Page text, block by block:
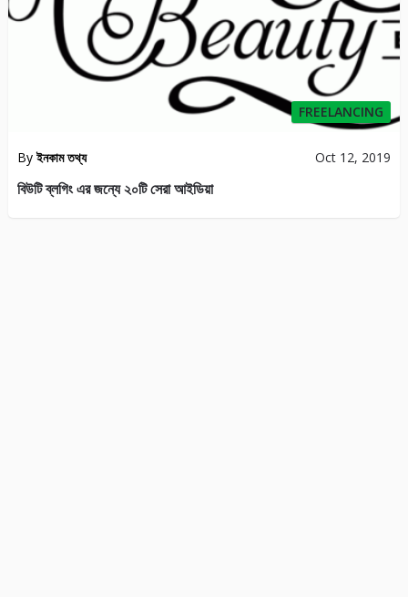
FREELANCING
Byইনকাম তথ্য Oct 12, 2019
বিউটি ব্লগিং এর জন্যে ২০টি সেরা আইডিয়া